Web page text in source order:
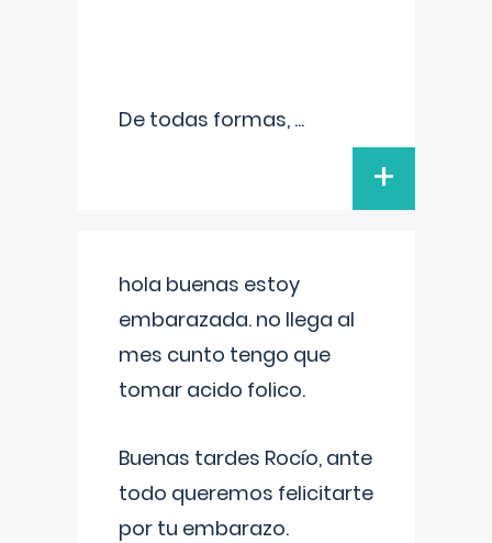
De todas formas, ...
+
hola buenas estoy
embarazada. no llega al
mes cunto tengo que
tomar acido folico.
Buenas tardes Rocío, ante
todo queremos felicitarte
por tu embarazo.